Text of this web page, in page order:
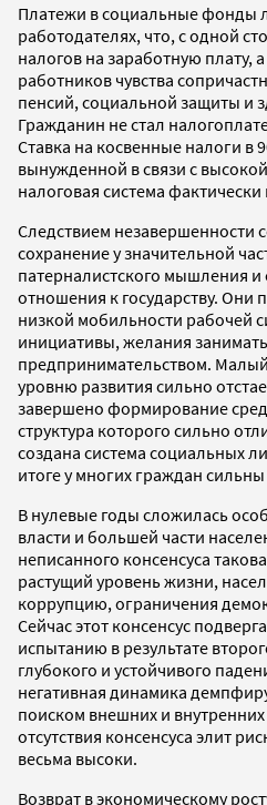
Платежи в социальные фонды
работодателях, что, с одной
налогов на заработную плату,
работников чувства
пенсий, социальной защиты и
Гражданин не стал
Ставка на косвенные налоги в
вынужденной в связи с
налоговая система
Следствием незавершенности
сохранение у значительной
патерналистского мышления и
отношения к государству. Они
низкой мобильности рабочей
инициативы, желания
предпринимательством.
уровню развития сильно
завершено формирование
структура которого сильно
создана система социальных
итоге у многих граждан
В нулевые годы сложилась
власти и большей части
неписанного консенсуса
растущий уровень жизни,
коррупцию, ограничения
Сейчас этот консенсус
испытанию в результате
глубокого и устойчивого
негативная динамика
поиском внешних и внутренних
отсутствия консенсуса элит
весьма высоки.
Возврат в экономическому